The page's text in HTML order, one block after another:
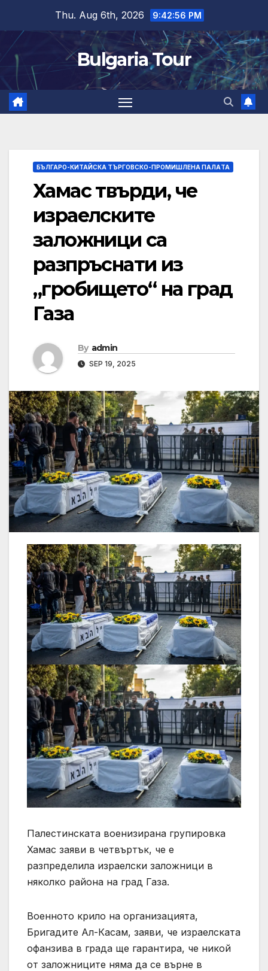
content
Thu. Aug 6th, 2026 9:42:57 PM
Bulgaria Tour
БЪЛГАРО-КИТАЙСКА ТЪРГОВСКО-ПРОМИШЛЕНА ПАЛAТА
Хамас твърди, че
израелските
заложници са
разпръснати из
„гробището“ на град
Газа
By admin
SEP 19, 2025
Палестинската военизирана групировка
Хамас заяви в четвъртък, че е
разпределила израелски заложници в
няколко района на град Газа.
Военното крило на организацията,
Бригадите Ал-Касам, заяви, че израелската
офанзива в града ще гарантира, че никой
от заложниците няма да се върне в